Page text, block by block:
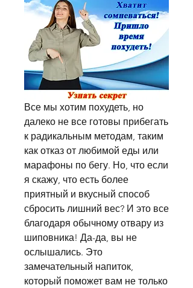
Все мы хотим похудеть, но
далеко не все готовы прибегать
к радикальным методам, таким
как отказ от любимой еды или
марафоны по бегу. Но, что если
я скажу, что есть более
приятный и вкусный способ
сбросить лишний вес? И это все
благодаря обычному отвару из
шиповника! Да-да, вы не
ослышались. Это
замечательный напиток,
который поможет вам не только